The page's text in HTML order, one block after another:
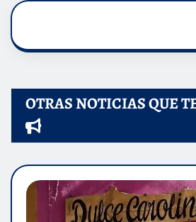
OTRAS NOTICIAS QUE